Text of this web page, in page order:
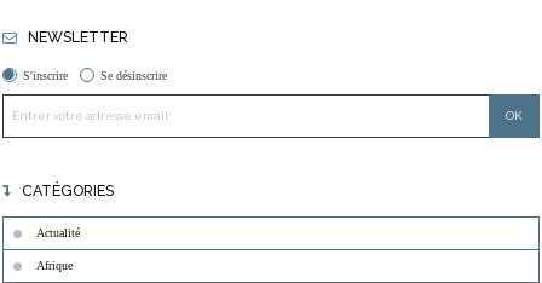
NEWSLETTER
S'inscrire Se désinscrire
CATÉGORIES
Actualité
Afrique